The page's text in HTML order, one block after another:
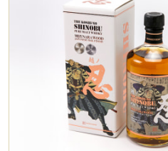
軽やかな口当
蜂蜜のような
という間に一杯
ウイスキー好き
味わいを楽しん